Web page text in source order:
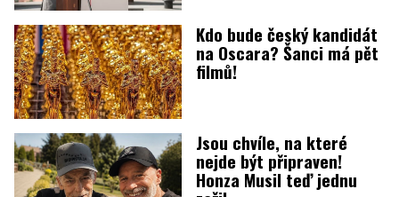
Kdo bude český kandidát
na Oscara? Šanci má pět
filmů!
Jsou chvíle, na které
nejde být připraven!
Honza Musil teď jednu